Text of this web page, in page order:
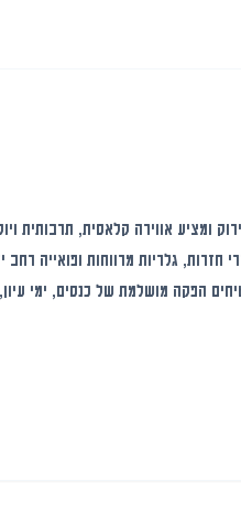
ומציע אווירה קלאסית, תרבותית
גלריות מרווחות ופואייה רחב
הפקה מושלמת של כנסים, ימי